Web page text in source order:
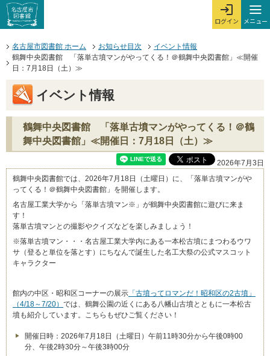
ページの先頭です。
本文へジャンプする。
ここからサイト内共通メニューです。
サイト内共通メニューをスキップする
ログイン
ログインを開
メニュー
メ
サイト内共通メニューここまで。
名古屋市図書館 ホーム
お知らせ目次
イベント情報
鶴舞中央図書館 「落単古墳マンがやってくる！＠鶴舞中央図書館」≪開催
日：7月18日（土）≫
イベント情報
鶴舞中央図書館 「落単古墳マンがやってくる！＠鶴
舞中央図書館」≪開催日：7月18日（土）≫
2026年7月3日
鶴舞中央図書館では、2026年7月18日（土曜日）に、「落単古墳マンがや
ってくる！＠鶴舞中央図書館」を開催します。
名古屋工業大学から「落単古墳マン※」が鶴舞中央図書館に遊びに来ま
す！
落単古墳マンとの撮影やクイズなどを楽しみましょう！
※落単古墳マン・・・名古屋工業大学内にある一本松古墳にまつわるウワ
サ（登ると単位を落とす）にちなんで誕生した名工大祭の公式マスコット
キャラクター
館内の中区・昭和区コーナーの展示 「古墳ってロマンだ！昭和区の2古墳」
（4/18～7/20） では、鶴舞公園の近くにある八幡山古墳とともに一本松古
墳も紹介しています。こちらもぜひご覧ください！
開催日時：2026年7月18日（土曜日）午前11時30分から午後0時00
分、午後2時30分～午後3時00分